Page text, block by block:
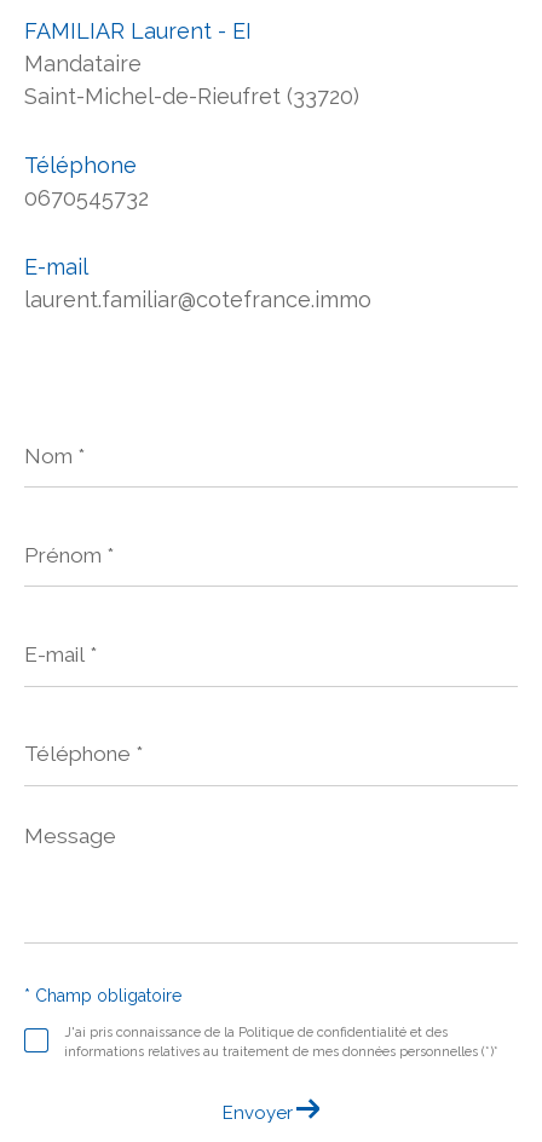
FAMILIAR Laurent - EI
Mandataire
Saint-Michel-de-Rieufret (33720)
Téléphone
0670545732
E-mail
laurent.familiar@cotefrance.immo
*
*
mail
*
Message
*
J'ai pris connaissance de la Politique de confidentialité et des
informations relatives au traitement de mes données personnelles (*)*
* Champ obligatoire
Envoyer